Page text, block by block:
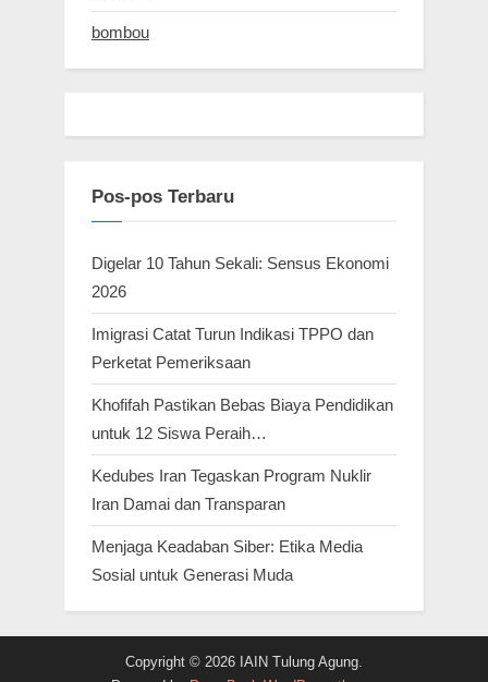
bombou
Pos-pos Terbaru
Digelar 10 Tahun Sekali: Sensus Ekonomi
2026
Imigrasi Catat Turun Indikasi TPPO dan
Perketat Pemeriksaan
Khofifah Pastikan Bebas Biaya Pendidikan
untuk 12 Siswa Peraih…
Kedubes Iran Tegaskan Program Nuklir
Iran Damai dan Transparan
Menjaga Keadaban Siber: Etika Media
Sosial untuk Generasi Muda
Copyright © 2026 IAIN Tulung Agung.